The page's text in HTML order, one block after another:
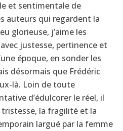
et sentimentale de
auteurs qui regardent la
glorieuse, j’aime les
justesse, pertinence et
époque, en sonder les
désormais que Frédéric
là. Loin de toute
d’édulcorer le réel, il
la fragilité et la
largué par la femme